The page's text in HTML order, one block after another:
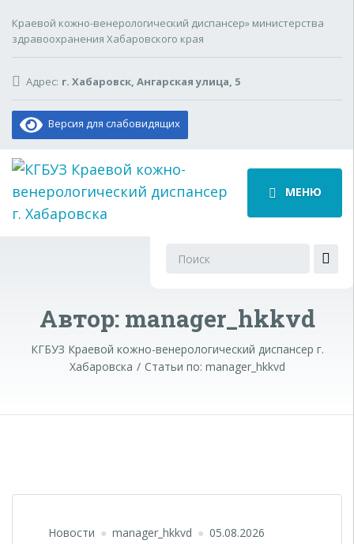
Краевой кожно-венерологический диспансер» министерства
здравоохранения Хабаровского края
Адрес: г. Хабаровск, Ангарская улица, 5
Версия для слабовидящих
МЕНЮ
Поиск
Автор: manager_hkkvd
КГБУЗ Краевой кожно-венерологический диспансер г.
Хабаровска
Статьи по: manager_hkkvd
Новости manager_hkkvd 05.08.2026